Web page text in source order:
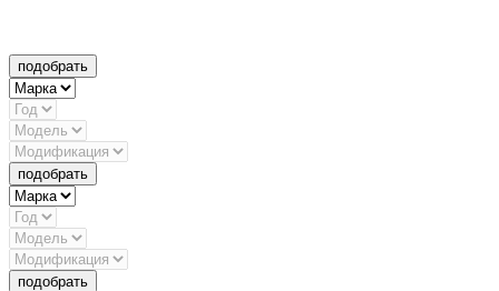
подобрать
подобрать
подобрать